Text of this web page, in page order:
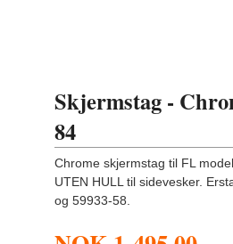
Skjermstag -
84
Chrome skjermstag til FL
UTEN HULL til sidevesker.
og 59933-58.